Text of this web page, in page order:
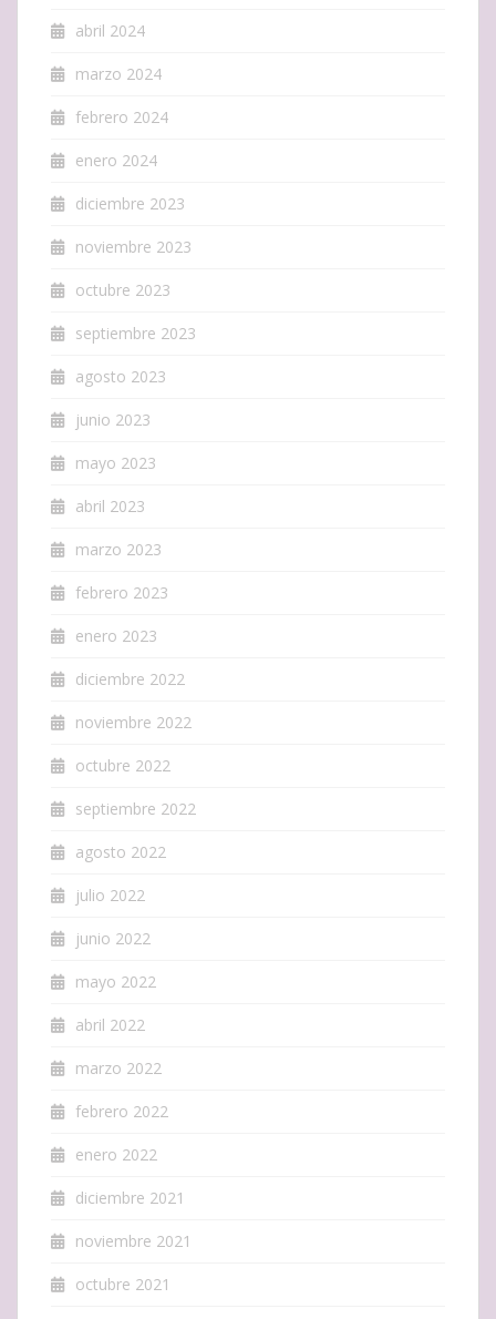
abril 2024
marzo 2024
febrero 2024
enero 2024
diciembre 2023
noviembre 2023
octubre 2023
septiembre 2023
agosto 2023
junio 2023
mayo 2023
abril 2023
marzo 2023
febrero 2023
enero 2023
diciembre 2022
noviembre 2022
octubre 2022
septiembre 2022
agosto 2022
julio 2022
junio 2022
mayo 2022
abril 2022
marzo 2022
febrero 2022
enero 2022
diciembre 2021
noviembre 2021
octubre 2021